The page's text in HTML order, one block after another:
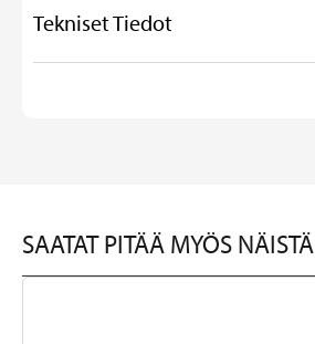
Tekniset Tiedot
SAATAT PITÄÄ MYÖS NÄISTÄ